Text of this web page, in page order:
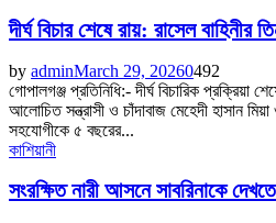
দীর্ঘ বিচার শেষে রায়: রাসেল বাহিনীর
by adminMarch 29, 20260492
গোপালগঞ্জ প্রতিনিধি:- দীর্ঘ বিচারিক প্রক্রিয়া
আলোচিত সন্ত্রাসী ও চাঁদাবাজ মেহেদী হাসান
সহযোগীকে ৫ বছরের...
কাশিয়ানী
সংরক্ষিত নারী আসনে সাবরিনাকে